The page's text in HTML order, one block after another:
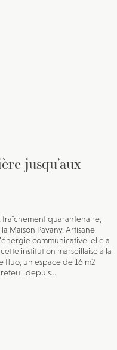
jusqu’aux
fraîchement quarantenaire,
Maison Payany. Artisane
communicative, elle a
institution marseillaise à la
fluo, un espace de 16 m2
depuis...